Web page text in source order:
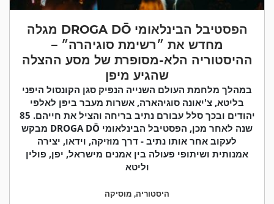
הפסטיבל הבינלאומי DROGA DŌ מגלה
מחדש את ״רשימת סוגיהרה״ –
ההיסטוריה הלא-מסופרת של מסע ההצלה
שהגיע מיפן
במהלך מלחמת העולם השנייה הנפיק סגן הקונסול היפני
בליטא, צ'יאונה סוגיהארה, אשרות מעבר ביפן לאלפי
יהודים ובכך סלל עבורם נתיב בריחה והציל את חייהם. 85
שנה לאחר מכן, הפסטיבל הבינלאומי DROGA DŌ מבקש
לעקוב אחר אותו נתיב - דרך מוזיקה, וידאו, יצירה
אמנותית ושיתופי פעולה בין אמנים מישראל, יפן, פולין
וליטא
היסטוריה, מוסיקה